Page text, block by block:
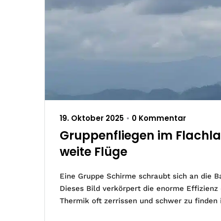
19. Oktober 2025 • 0 Kommentar
Gruppenfliegen im
weite Flüge
Eine Gruppe Schirme schraubt sich an die
Dieses Bild verkörpert die enorme
Thermik oft zerrissen und schwer zu